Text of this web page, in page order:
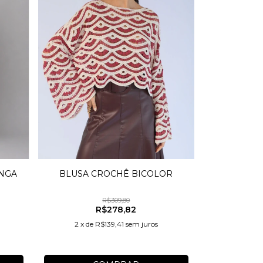
BLUSA CROCHÊ BICOLOR
R$309,80
R$278,82
2 x de R$139,41 sem juros